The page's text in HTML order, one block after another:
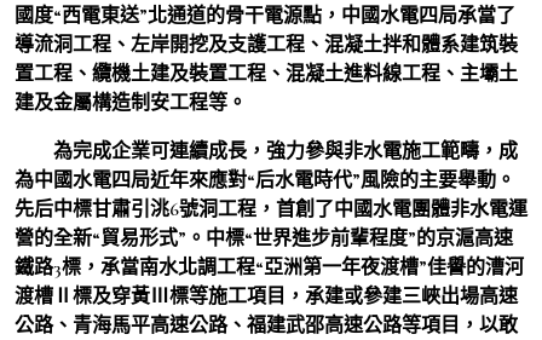
國度“西電東送”北通道的骨干電源點，中國水電四局承當了
導流洞工程、左岸開挖及支護工程、混凝土拌和體系建筑裝
置工程、纜機土建及裝置工程、混凝土進料線工程、主壩土
建及金屬構造制安工程等。
為完成企業可連續成長，強力參與非水電施工範疇，成
為中國水電四局近年來應對“后水電時代”風險的主要舉動。
先后中標甘肅引洮6號洞工程，首創了中國水電團體非水電運
營的全新“貿易形式”。中標“世界進步前輩程度”的京滬高速
鐵路3標，承當南水北調工程“亞洲第一年夜渡槽”佳譽的漕河
渡槽Ⅱ標及穿黃Ⅲ標等施工項目，承建或參建三峽出場高速
公路、青海馬平高速公路、福建武邵高速公路等項目，以敢